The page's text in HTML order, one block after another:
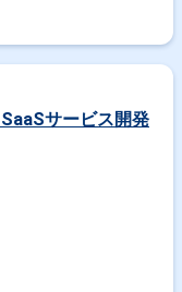
サービス開発